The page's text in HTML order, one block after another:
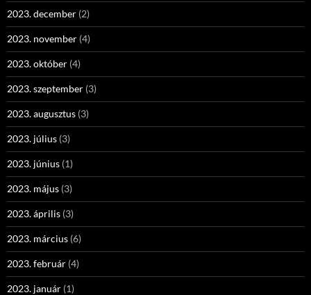
2023. december (2)
2023. november (4)
2023. október (4)
2023. szeptember (3)
2023. augusztus (3)
2023. július (3)
2023. június (1)
2023. május (3)
2023. április (3)
2023. március (6)
2023. február (4)
2023. január (1)